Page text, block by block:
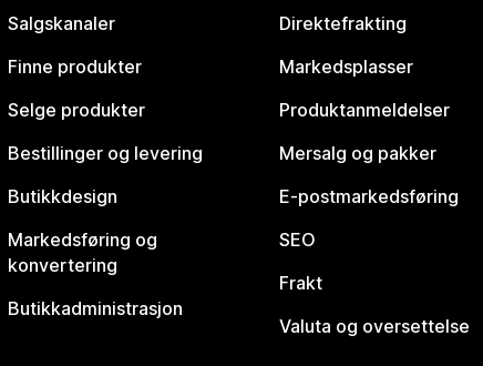
Salgskanaler
Finne produkter
Selge produkter
Bestillinger og levering
Butikkdesign
Markedsføring og
konvertering
Butikkadministrasjon
Direktefrakting
Markedsplasser
Produktanmeldelser
Mersalg og pakker
E-postmarkedsføring
SEO
Frakt
Valuta og oversettelse